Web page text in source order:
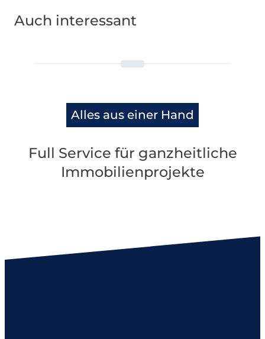
Auch interessant
Alles aus einer Hand
Full Service für ganzheitliche
Immobilienprojekte